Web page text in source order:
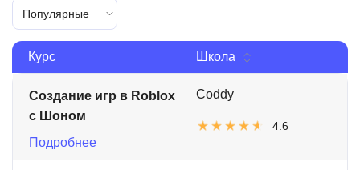
Популярные
Курс Школа
Создание игр в Roblox
с Шоном
Подробнее
Coddy
4.6